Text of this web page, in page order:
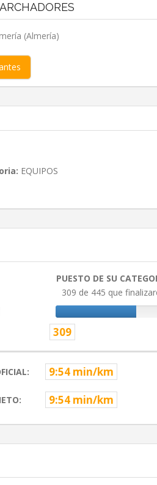
(Almería)
EQUIPOS
PUESTO DE SU
309 de 445 que
309
9:54 min/km
9:54 min/km